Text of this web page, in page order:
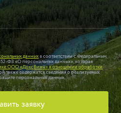
данных в соответствии с Федеральным
ФЗ «О персональных данных», которая
ООО «ДоксВижн» в отношении обработки
также содержатся сведения о реализуемых
персональных данных.
заявку